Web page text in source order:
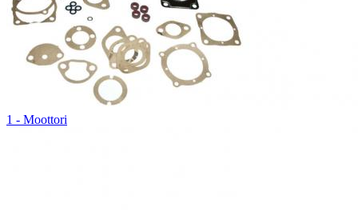
1 - Moottori